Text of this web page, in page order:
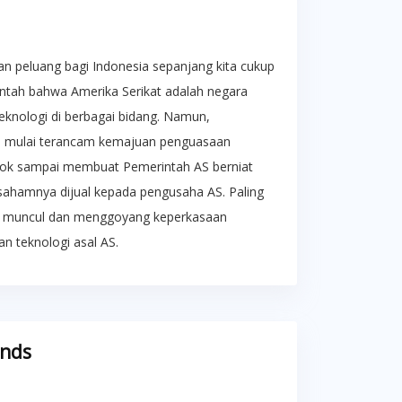
peluang bagi Indonesia sepanjang kita cukup
bahwa Amerika Serikat adalah negara
di berbagai bidang. Namun,
terancam kemajuan penguasaan
sampai membuat Pemerintah AS berniat
dijual kepada pengusaha AS. Paling
dan menggoyang keperkasaan
teknologi asal AS.